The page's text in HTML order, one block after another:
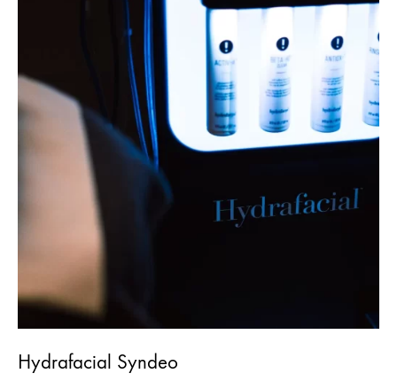
Hydrafacial Syndeo